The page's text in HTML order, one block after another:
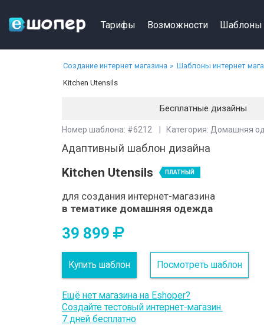
Тарифы Возможности Шаблоны
Создание интернет магазина
Шаблоны интернет
Kitchen Utensils
Бесплатные дизайны
Номер шаблона: #6212 | Категория: Домашняя
Адаптивный шаблон дизайна
Kitchen Utensils ПЛАТНЫЙ
для создания интернет-магазина
в тематике домашняя одежда
39 899
Купить шаблон Посмотреть шаблон
Ещё нет магазина на Eshoper?
Создайте тестовый интернет-магазин.
7 дней бесплатно